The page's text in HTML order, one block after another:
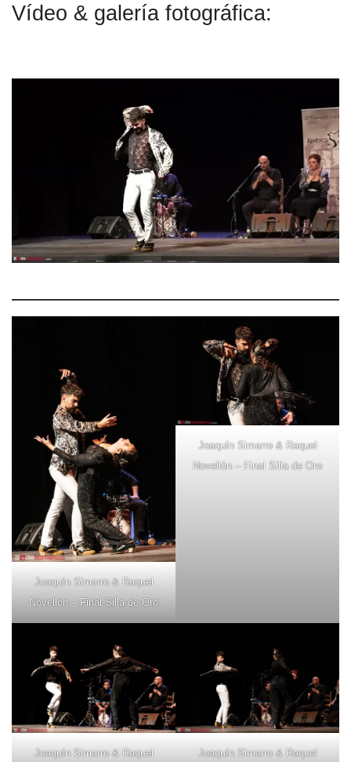
Vídeo & galería fotográfica:
Joaquín Simarro & Raquel
Novellón – Final Silla de Oro
Joaquín Simarro & Raquel
Novellón – Final Silla de Oro
Joaquín Simarro & Raquel
Joaquín Simarro & Raquel